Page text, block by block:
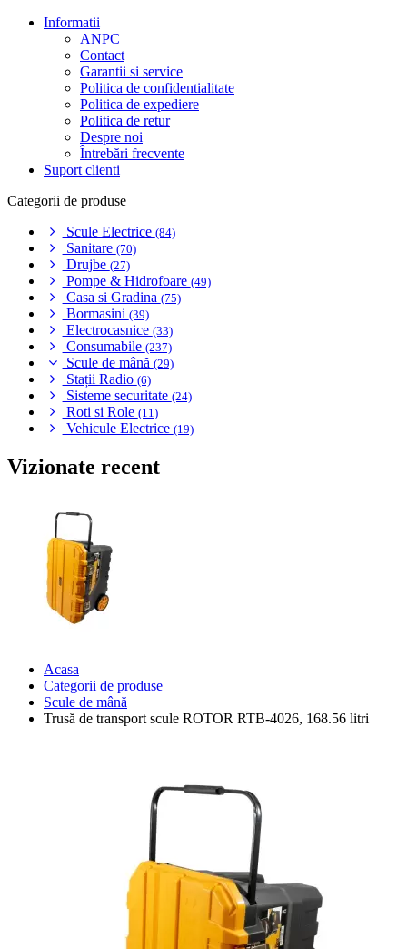
Informatii
ANPC
Contact
Garantii si service
Politica de confidentialitate
Politica de expediere
Politica de retur
Despre noi
Întrebări frecvente
Suport clienti
Categorii de produse
Scule Electrice (84)
Sanitare (70)
Drujbe (27)
Pompe & Hidrofoare (49)
Casa si Gradina (75)
Bormasini (39)
Electrocasnice (33)
Consumabile (237)
Scule de mână (29)
Stații Radio (6)
Sisteme securitate (24)
Roti si Role (11)
Vehicule Electrice (19)
Vizionate recent
Acasa
Categorii de produse
Scule de mână
Trusă de transport scule ROTOR RTB-4026, 168.56 litri